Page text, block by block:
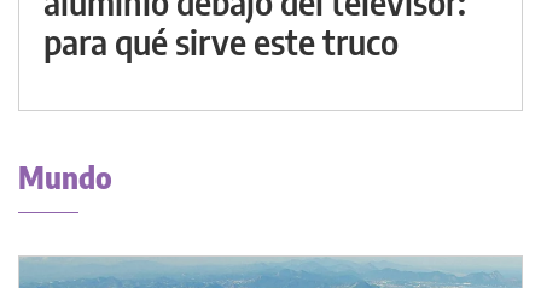
para qué sirve este truco
Mundo